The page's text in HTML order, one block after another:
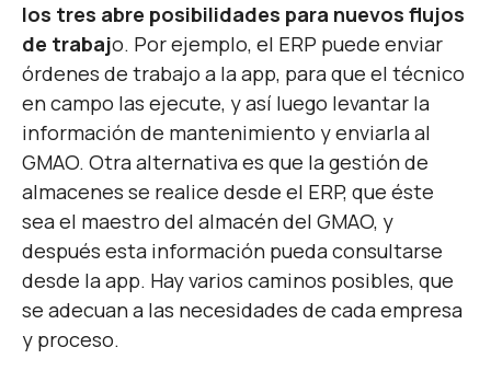
los tres abre posibilidades para nuevos flujos
de trabajo. Por ejemplo, el ERP puede enviar
órdenes de trabajo a la app, para que el técnico
en campo las ejecute, y así luego levantar la
información de mantenimiento y enviarla al
GMAO. Otra alternativa es que la gestión de
almacenes se realice desde el ERP, que éste
sea el maestro del almacén del GMAO, y
después esta información pueda consultarse
desde la app. Hay varios caminos posibles, que
se adecuan a las necesidades de cada empresa
y proceso.